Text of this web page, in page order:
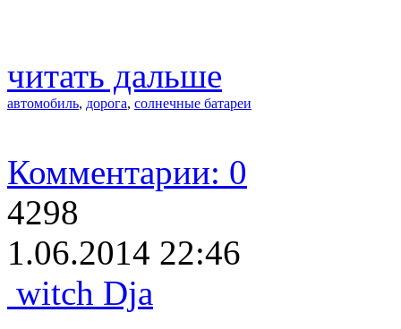
читать дальше
автомобиль, дорога, солнечные батареи
Комментарии: 0
4298
1.06.2014 22:46
witch Dja